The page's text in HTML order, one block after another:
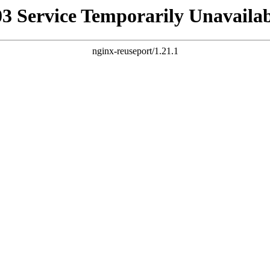
Service Temporarily
nginx-reuseport/1.21.1